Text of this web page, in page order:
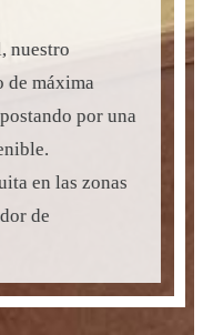
nuestro
de máxima
por una
en las zonas
de